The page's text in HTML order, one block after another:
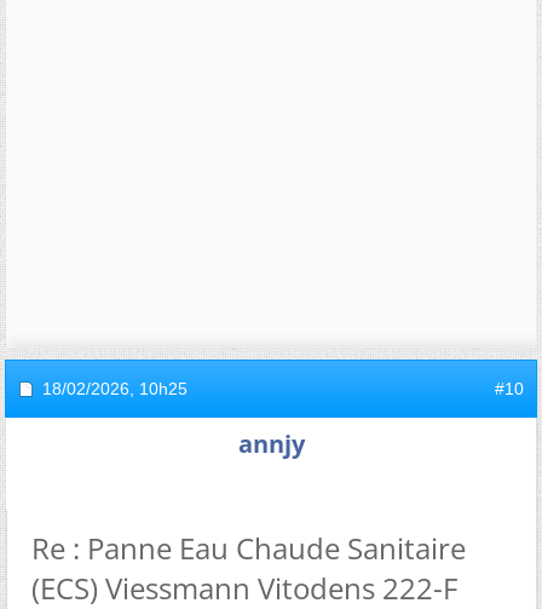
18/02/2026, 10h25 #10
annjy
Re : Panne Eau Chaude Sanitaire
(ECS) Viessmann Vitodens 222-F